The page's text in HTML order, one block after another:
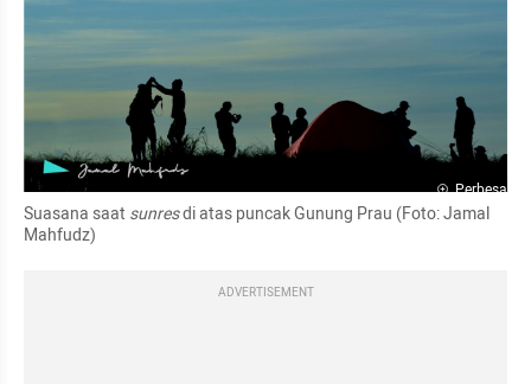
Perbesar
Suasana saat sunres di atas puncak Gunung Prau (Foto: Jamal
Mahfudz)
ADVERTISEMENT